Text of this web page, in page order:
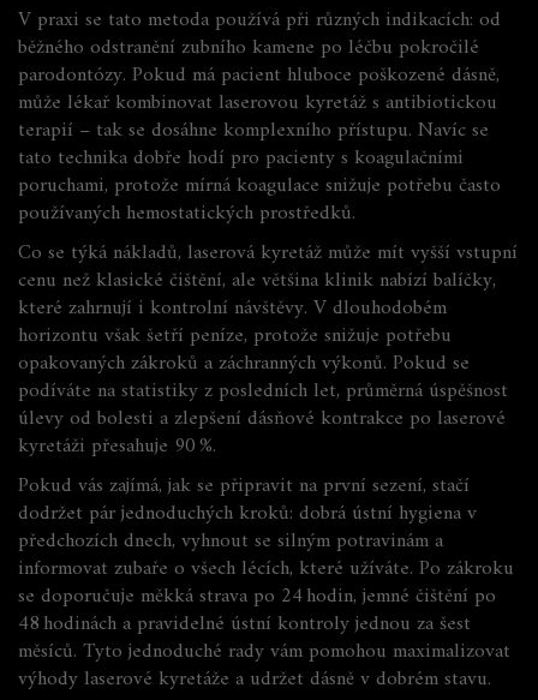
V praxi se tato metoda používá při různých indikacích: od
běžného odstranění zubního kamene po léčbu pokročilé
parodontózy. Pokud má pacient hluboce poškozené dásně,
může lékař kombinovat laserovou kyretáž s antibiotickou
terapií – tak se dosáhne komplexního přístupu. Navíc se
tato technika dobře hodí pro pacienty s koagulačními
poruchami, protože mírná koagulace snižuje potřebu často
používaných hemostatických prostředků.
Co se týká nákladů, laserová kyretáž může mít vyšší vstupní
cenu než klasické čištění, ale většina klinik nabízí balíčky,
které zahrnují i kontrolní návštěvy. V dlouhodobém
horizontu však šetří peníze, protože snižuje potřebu
opakovaných zákroků a záchranných výkonů. Pokud se
podíváte na statistiky z posledních let, průměrná úspěšnost
úlevy od bolesti a zlepšení dásňové kontrakce po laserové
kyretáži přesahuje 90 %.
Pokud vás zajímá, jak se připravit na první sezení, stačí
dodržet pár jednoduchých kroků: dobrá ústní hygiena v
předchozích dnech, vyhnout se silným potravinám a
informovat zubaře o všech lécích, které užíváte. Po zákroku
se doporučuje měkká strava po 24 hodin, jemné čištění po
48 hodinách a pravidelné ústní kontroly jednou za šest
měsíců. Tyto jednoduché rady vám pomohou maximalizovat
výhody laserové kyretáže a udržet dásně v dobrém stavu.